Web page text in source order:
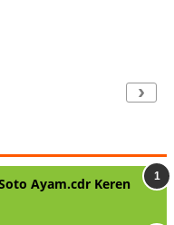
›
Ayam.cdr Keren